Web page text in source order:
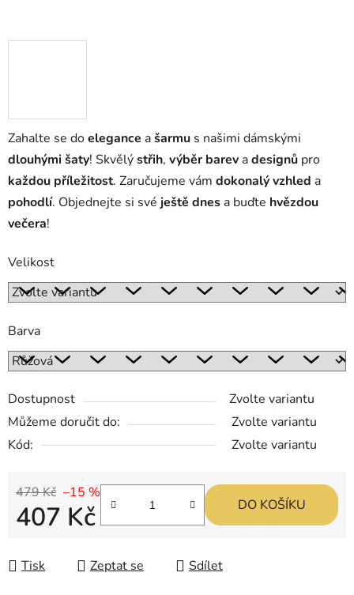
Zahalte se doelegance ašarmu s našimi dámskými
dlouhými šaty! Skvělýstřih, výběr barev adesignů pro
každou příležitost. Zaručujeme vám dokonalý vzhled a
pohodlí. Objednejte si své ještě dnes a buďte hvězdou
večera!
Velikost
Barva
Dostupnost
Zvolte variantu
Můžeme doručit do:
Zvolte variantu
Kód:
Zvolte variantu
479 Kč –15 %
407 Kč DO KOŠÍKU
Tisk Zeptat se Sdílet